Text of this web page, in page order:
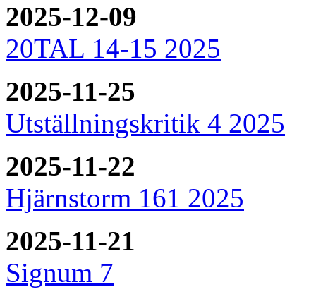
2025-12-09
20TAL 14-15 2025
2025-11-25
Utställningskritik 4 2025
2025-11-22
Hjärnstorm 161 2025
2025-11-21
Signum 7